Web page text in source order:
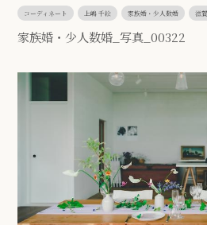
コーディネート 上嶋 千絵 家族婚・少人数婚 滋賀
家族婚・少人数婚_写真_00322